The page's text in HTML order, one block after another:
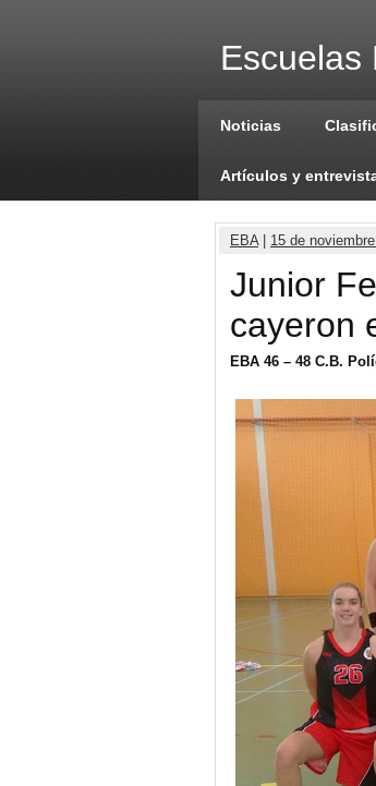
Escuelas
Noticias
Artículos y
EBA| 15 de
Junior
cayeron
EBA 46 – 48 C.B.